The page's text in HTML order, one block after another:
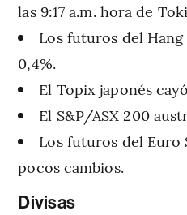
las 9:17 a.m. hora de
Los futuros del
0,4%.
El Topix japonés
El S&P/ASX 200
Los futuros del
pocos cambios.
Divisas